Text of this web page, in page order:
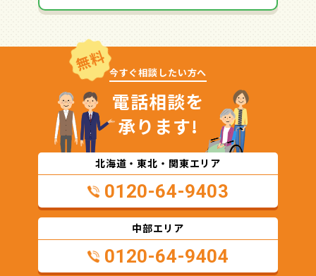
無料 今すぐ相談したい方へ
電話相談を
承ります!
北海道・東北・関東エリア
0120-64-9403
中部エリア
0120-64-9404